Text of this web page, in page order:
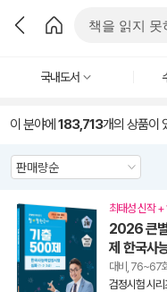
국내도서
이 분야에 183,713개의 상품이
최태성 신작
2026 큰
제 한국사
대비, 76~67
검정시험 시리